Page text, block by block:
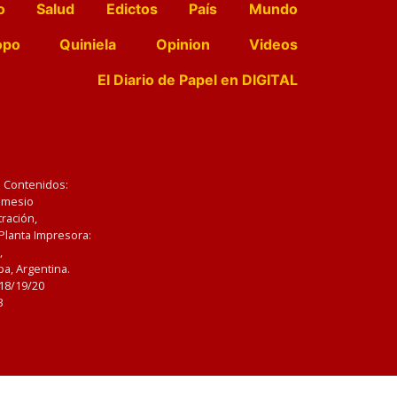
Salud Edictos País
Mundo
Quiniela Opinion
Videos
El Diario de Papel en DIGITAL
Impresora:
Argentina.
19/20